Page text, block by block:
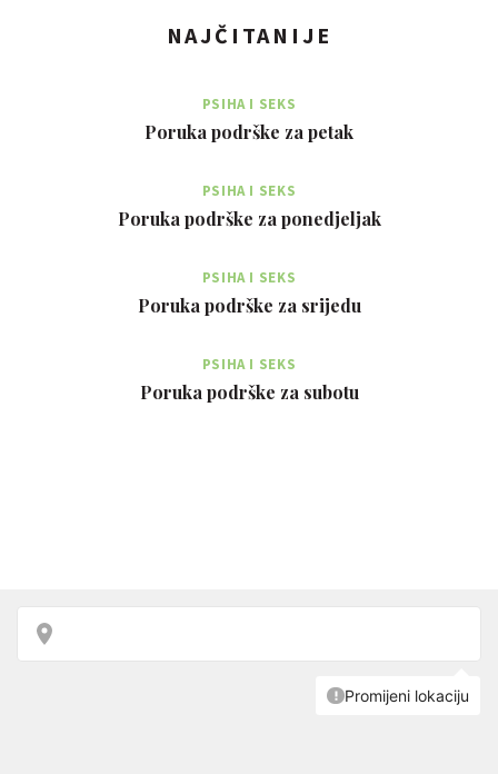
NAJČITANIJE
PSIHA I SEKS
Poruka podrške za petak
PSIHA I SEKS
Poruka podrške za ponedjeljak
PSIHA I SEKS
Poruka podrške za srijedu
PSIHA I SEKS
Poruka podrške za subotu